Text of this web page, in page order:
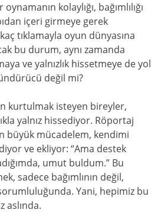
kolaylığı, bağımlılığı
içeri girmeye gerek
tıklamayla oyun dünyasına
bu durum, aynı zamanda
ve yalnızlık hissetmeye de yol
değil mi?
kurtulmak isteyen bireyler,
yalnız hissediyor. Röportaj
büyük mücadelem, kendimi
ve ekliyor: “Ama destek
umut buldum.” Bu
sadece bağımlının değil,
Yani, hepimiz bu
aslında.